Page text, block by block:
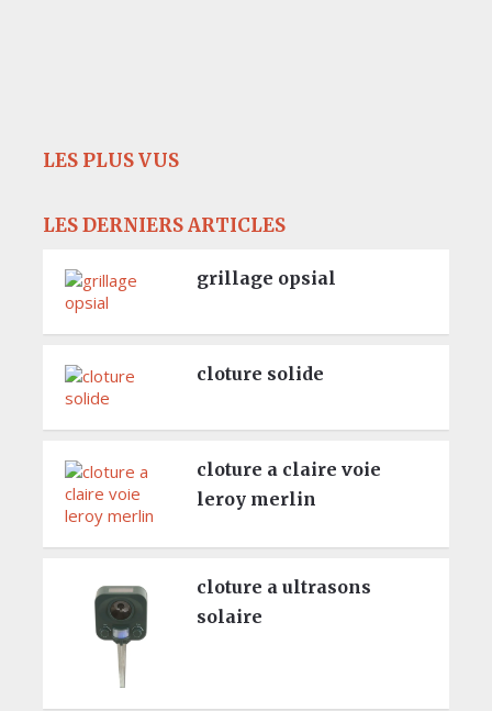
LES PLUS VUS
LES DERNIERS ARTICLES
grillage opsial
cloture solide
cloture a claire voie
leroy merlin
cloture a ultrasons
solaire